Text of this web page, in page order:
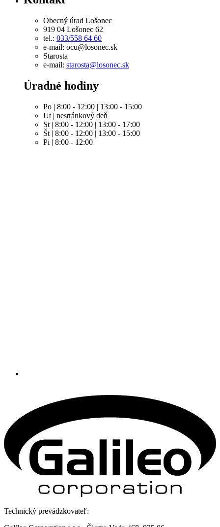
Obecný úrad Lošonec
919 04 Lošonec 62
tel.: 033/558 64 60
e-mail: ocu@losonec.sk
Starosta
e-mail: starosta@losonec.sk
Úradné hodiny
Po | 8:00 - 12:00 | 13:00 - 15:00
Ut | nestránkový deň
St | 8:00 - 12:00 | 13:00 - 17:00
Št | 8:00 - 12:00 | 13:00 - 15:00
Pi | 8:00 - 12:00
Technický prevádzkovateľ: